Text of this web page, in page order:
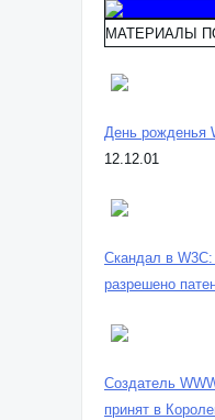
МАТЕРИАЛЫ
День рожденья
12.12.01
Скандал в
разрешено
Создатель
принят в